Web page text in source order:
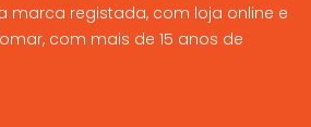
marca registada, com loja online e
com mais de 15 anos de